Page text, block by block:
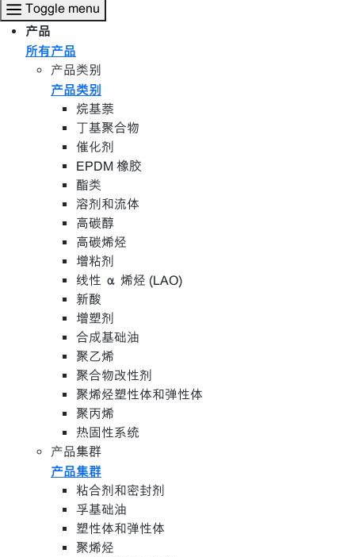
Toggle menu
产品
所有产品
产品类别
产品类别
烷基萘
丁基聚合物
催化剂
EPDM 橡胶
酯类
溶剂和流体
高碳醇
高碳烯烃
增粘剂
线性 α 烯烃 (LAO)
新酸
增塑剂
合成基础油
聚乙烯
聚合物改性剂
聚烯烃塑性体和弹性体
聚丙烯
热固性系统
产品集群
产品集群
粘合剂和密封剂
孚基础油
塑性体和弹性体
聚烯烃